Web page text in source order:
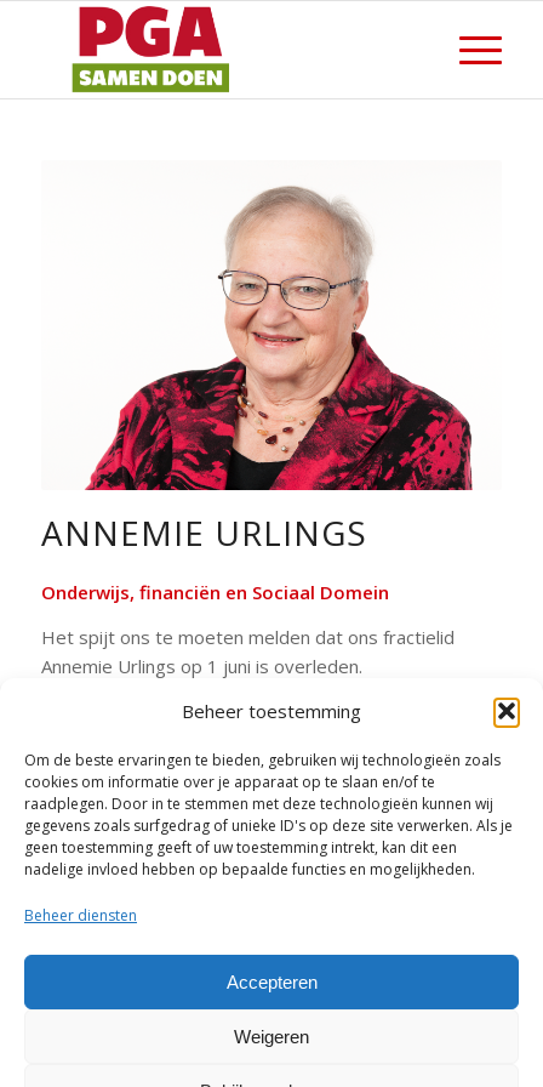
Beheer toestemming
Om de beste ervaringen te bieden, gebruiken wij technologieën zoals
cookies om informatie over je apparaat op te slaan en/of te
raadplegen. Door in te stemmen met deze technologieën kunnen wij
gegevens zoals surfgedrag of unieke ID's op deze site verwerken. Als je
geen toestemming geeft of uw toestemming intrekt, kan dit een
nadelige invloed hebben op bepaalde functies en mogelijkheden.
Beheer diensten
Accepteren
Weigeren
ANNEMIE URLINGS
Onderwijs, financiën en Sociaal Domein
Het spijt ons te moeten melden dat ons fractielid
Annemie Urlings op 1 juni is overleden.
Annemie Urlings woonde bijna vijftig jaar in Asten,
in de samenleving in.
In Memorian
Deel dit artikel